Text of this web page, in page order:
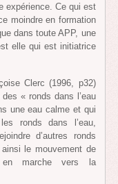
expérience. Ce qui est
moindre en formation
dans toute APP, une
elle qui est initiatrice
Clerc (1996, p32)
des « ronds dans l’eau
une eau calme et qui
ronds dans l’eau,
d’autres ronds
ainsi le mouvement de
en marche vers la